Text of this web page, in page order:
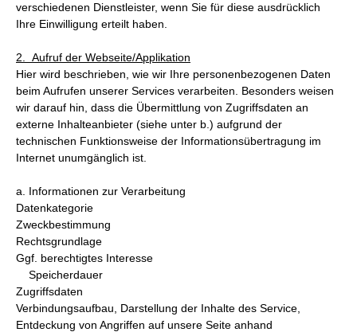
verschiedenen Dienstleister, wenn Sie für diese ausdrücklich
Ihre Einwilligung erteilt haben.
2. Aufruf der Webseite/Applikation
Hier wird beschrieben, wie wir Ihre personenbezogenen Daten
beim Aufrufen unserer Services verarbeiten. Besonders weisen
wir darauf hin, dass die Übermittlung von Zugriffsdaten an
externe Inhalteanbieter (siehe unter b.) aufgrund der
technischen Funktionsweise der Informationsübertragung im
Internet unumgänglich ist.
a. Informationen zur Verarbeitung
Datenkategorie
Zweckbestimmung
Rechtsgrundlage
Ggf. berechtigtes Interesse
Speicherdauer
Zugriffsdaten
Verbindungsaufbau, Darstellung der Inhalte des Service,
Entdeckung von Angriffen auf unsere Seite anhand